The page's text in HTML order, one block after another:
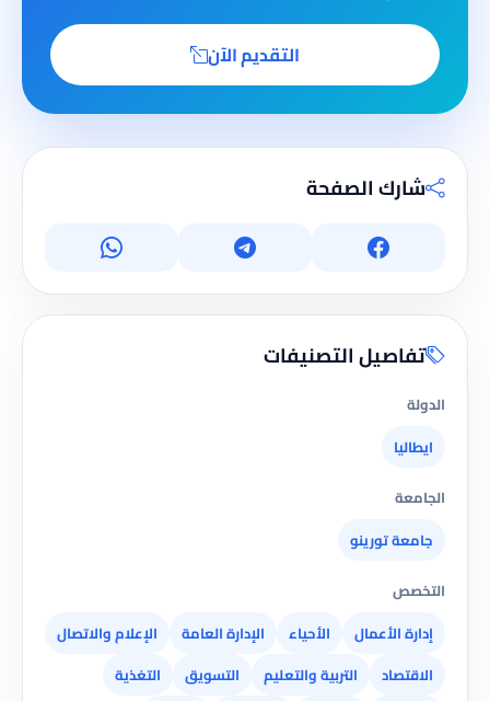
التقديم الآن
شارك الصفحة
تفاصيل التصنيفات
الدولة
ايطاليا
الجامعة
جامعة تورينو
التخصص
إدارة الأعمال
الأحياء الإدارة العامة
الإعلام والاتصال
الاقتصاد
التربية والتعليم التسويق
التغذية